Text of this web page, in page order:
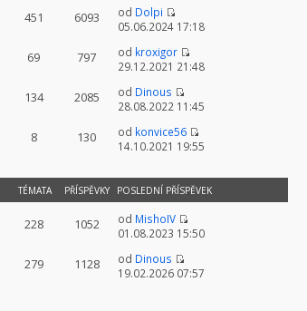
451 6093 od Dolpi
05.06.2024 17:18
69 797 od kroxigor
29.12.2021 21:48
134 2085 od Dinous
28.08.2022 11:45
8 130 od konvice56
14.10.2021 19:55
TÉMATA PŘÍSPĚVKY POSLEDNÍ PŘÍSPĚVEK
228 1052 od MishoIV
01.08.2023 15:50
279 1128 od Dinous
19.02.2026 07:57